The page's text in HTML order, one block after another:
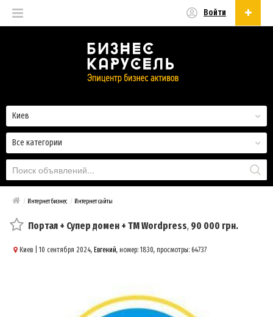
Войти
Все категории
Киев
/ Интернет бизнес / Интернет сайты
Портал + Супер домен + ТМ Wordpress, 90 000 грн.
Киев | 10 сентября 2024, Евгений, номер: 1830, просмотры: 64737